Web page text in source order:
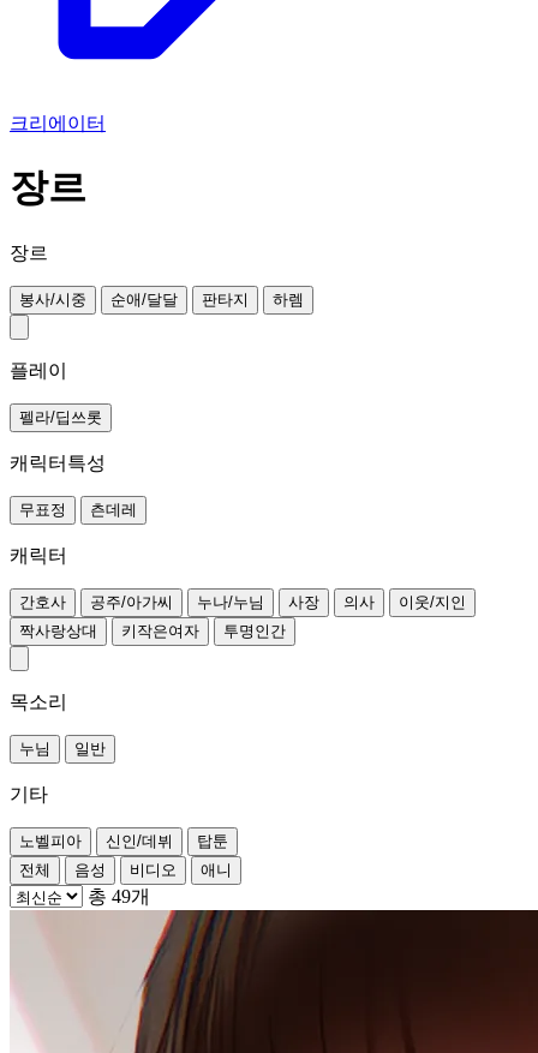
크리에이터
장르
장르
봉사/시중 순애/달달 판타지 하렘
플레이
펠라/딥쓰롯
캐릭터특성
무표정 츤데레
캐릭터
간호사 공주/아가씨 누나/누님 사장 의사
이웃/지인
짝사랑상대
키작은여자 투명인간
목소리
누님 일반
기타
노벨피아 신인/데뷔
탑툰
전체
음성 비디오 애니
총 49개